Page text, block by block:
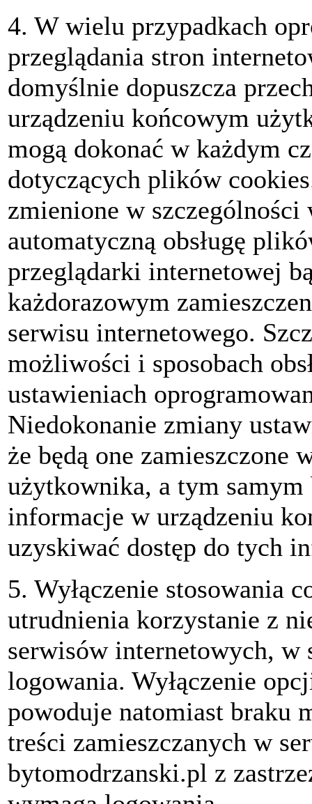
4. W wielu przypadkach
przeglądania stron
domyślnie dopuszcza
urządzeniu końcowym
mogą dokonać w każdym
dotyczących plików
zmienione w
automatyczną obsługę
przeglądarki internetowej
każdorazowym
serwisu internetowego.
możliwości i sposobach
ustawieniach
Niedokonanie zmiany
że będą one zamieszczone
użytkownika, a tym
informacje w urządzeniu
uzyskiwać dostęp do tych
5. Wyłączenie stosowania
utrudnienia korzystanie z
serwisów internetowych, w
logowania. Wyłączenie
powoduje natomiast braku
treści zamieszczanych w
bytomodrzanski.pl z